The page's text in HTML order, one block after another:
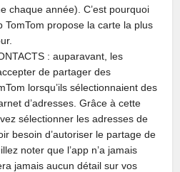
chaque année). C’est pourquoi
TomTom propose la carte la plus
: auparavant, les
de partager des
lorsqu’ils sélectionnaient des
d’adresses. Grâce à cette
sélectionner les adresses de
besoin d’autoriser le partage de
noter que l’app n’a jamais
jamais aucun détail sur vos